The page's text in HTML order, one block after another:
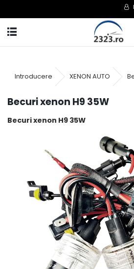
Introducere XENON AUTO
Becuri xenon H9 35W
Becuri xenon H9 35W